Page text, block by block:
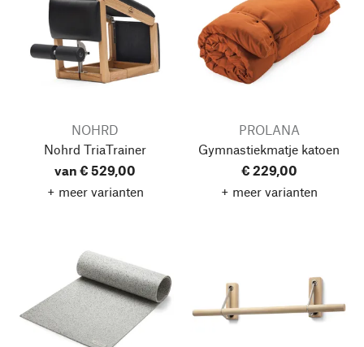
NOHRD
Nohrd TriaTrainer
van € 529,00
+ meer varianten
PROLANA
Gymnastiekmatje katoen
€ 229,00
+ meer varianten